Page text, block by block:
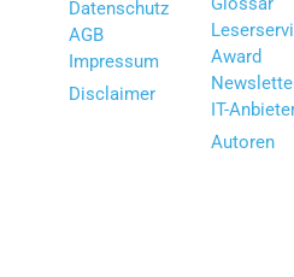
Datenschutz
AGB
Impressum
Disclaimer
Award
IT-
Autoren